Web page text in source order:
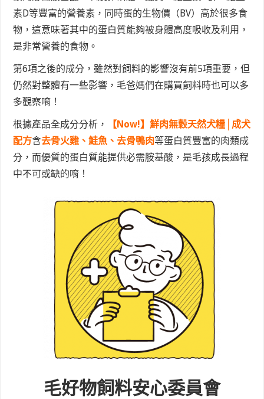
素D等豐富的營養素，同時蛋的生物價（BV）高於很多食
物，這意味著其中的蛋白質能夠被身體高度吸收及利用，
是非常營養的食物。
第6項之後的成分，雖然對飼料的影響沒有前5項重要，但
仍然對整體有一些影響，毛爸媽們在購買飼料時也可以多
多觀察唷！
根據產品全成分分析，
【Now!】鮮肉無穀天然犬糧│成犬
配方含去骨火雞、鮭魚、去骨鴨肉等蛋白質豐富的肉類成
分，而優質的蛋白質能提供必需胺基酸，是毛孩成長過程
中不可或缺的唷！
毛好物飼料安心委員會